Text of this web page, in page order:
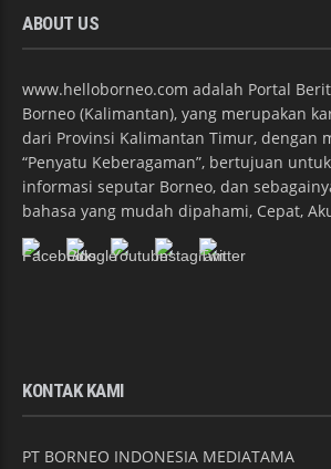
ABOUT US
www.helloborneo.com adalah Portal
Borneo (Kalimantan), yang merupakan
dari Provinsi Kalimantan Timur, dengan
“Penyatu Keberagaman”, bertujuan
informasi seputar Borneo, dan
bahasa yang mudah dipahami, Cepat,
KONTAK KAMI
PT BORNEO INDONESIA MEDIATAMA